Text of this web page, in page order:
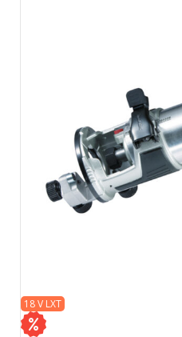
18 V LXT